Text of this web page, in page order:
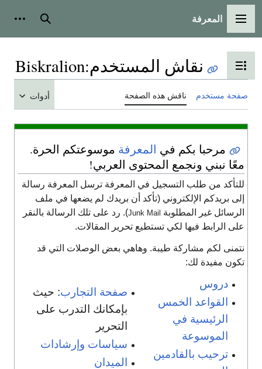
القائمة الرئيسية
المعرفة بحث
تبديل عرض جدول المحتويات
نقاش المستخدم:
Biskralion
مستخدم ناقش هذه الصفحة
مرحبا بكم في المعرفةموسوعتكم الحرة.
نبني ونجمع المحتوى العربي!
من طلب التسجيل في المعرفة ترسل المعرفة رسالة
بريدكم الإلكتروني (تأكد أن بريدك لم يضعها في ملف
غير المطلوبةJunk Mail ). رد على تلك الرسالة بالنقر
الرابط فيها لكي تستطيع تحرير المقالات.
لكم مشاركة طيبة. وهاهي بعض الوصلات التي قد
مفيدة لك:
دروس
القواعد الخمس
الرئيسية في
الموسوعة
ترحيب بالقادمين
صفحة التجارب: حيث
بإمكانك التدرب على
التحرير
سياسات وإرشادات
الميدان